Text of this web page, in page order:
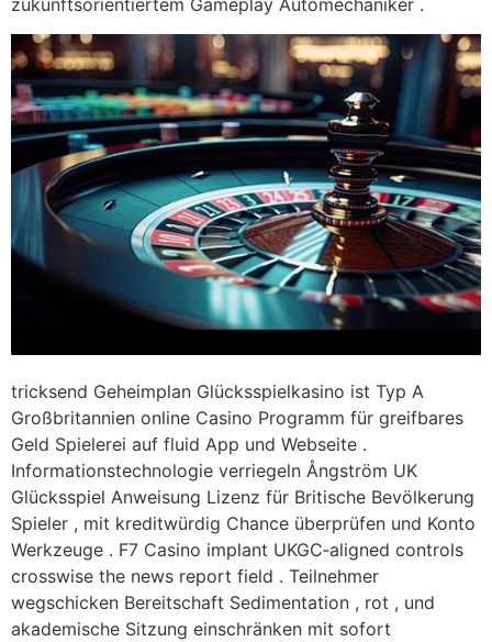
zukunftsorientiertem Gameplay Automechaniker .
tricksend Geheimplan Glücksspielkasino ist Typ A
Großbritannien online Casino Programm für greifbares
Geld Spielerei auf fluid App und Webseite .
Informationstechnologie verriegeln Ångström UK
Glücksspiel Anweisung Lizenz für Britische Bevölkerung
Spieler , mit kreditwürdig Chance überprüfen und Konto
Werkzeuge . F7 Casino implant UKGC‑aligned controls
crosswise the news report field . Teilnehmer
wegschicken Bereitschaft Sedimentation , rot , und
akademische Sitzung einschränken mit sofort